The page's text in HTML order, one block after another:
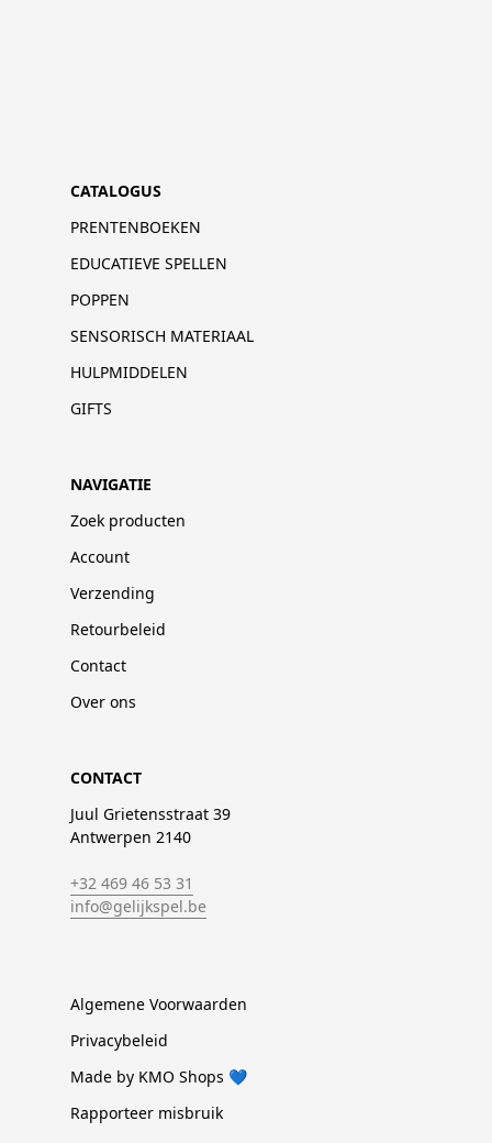
CATALOGUS
PRENTENBOEKEN
EDUCATIEVE SPELLEN
POPPEN
SENSORISCH MATERIAAL
HULPMIDDELEN
GIFTS
NAVIGATIE
Zoek producten
Account
Verzending
Retourbeleid
Contact
Over ons
CONTACT
Juul Grietensstraat 39
Antwerpen 2140
+32 469 46 53 31
info@gelijkspel.be
Algemene Voorwaarden
Privacybeleid
Made by KMO Shops 💙
Rapporteer misbruik